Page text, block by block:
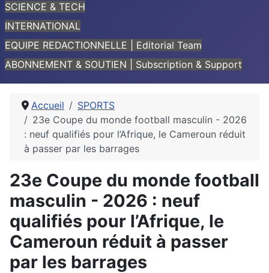
SCIENCE & TECH
INTERNATIONAL
EQUIPE REDACTIONNELLE | Editorial Team
ABONNEMENT & SOUTIEN | Subscription & Support
Accueil
SPORTS
23e Coupe du monde football masculin - 2026
: neuf qualifiés pour l’Afrique, le Cameroun réduit
à passer par les barrages
23e Coupe du monde football
masculin - 2026 : neuf
qualifiés pour l’Afrique, le
Cameroun réduit à passer
par les barrages